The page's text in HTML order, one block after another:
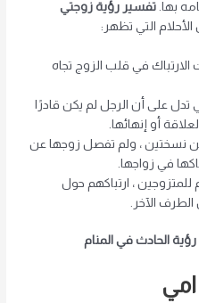
بها.تفسير رؤية زوجتي
التي تظهر:
في قلب الزوج تجاه
تدل على أن الرجل لم يكن قادرًا
أو إنهائها.
نسختين ، ولم تفصل زوجها عن
في زواجها.
للمتزوجين ، ارتباكهم حول
الآخر.
الحادث في المنام